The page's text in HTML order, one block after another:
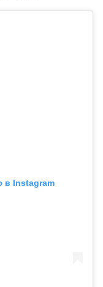
в Instagram